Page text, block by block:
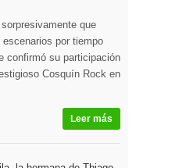
que
por tiempo
confirmó su participación
Cosquín Rock en
Leer más